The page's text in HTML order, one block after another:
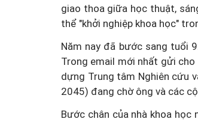
giao thoa giữa học thuật,
thể "khởi nghiệp khoa học"
Năm nay đã bước sang tuổi
Trong email mới nhất gửi cho
dựng Trung tâm Nghiên cứu
2045) đang chờ ông và các
Bước chân của nhà khoa